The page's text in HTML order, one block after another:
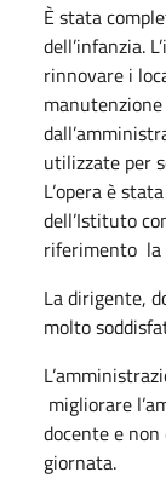
È stata
dell’infanzia.
rinnovare i
utilizzate per
L’opera è
dell’Istituto
riferimento la
La dirigente,
molto
migliorare
docente e
giornata.